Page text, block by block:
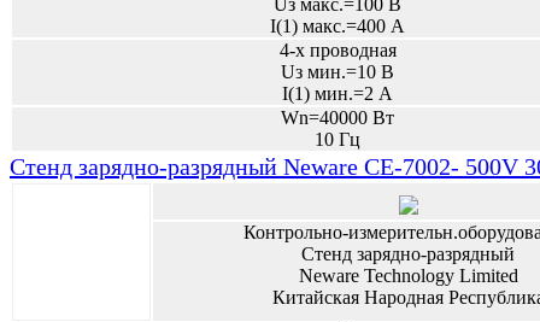
Uз макс.=100 В
I(1) макс.=400 А
4-х проводная
Uз мин.=10 В
I(1) мин.=2 А
Wn=40000 Вт
10 Гц
Стенд зарядно-разрядный Neware CE-7002- 500V
Контрольно-
Стенд зарядно-разрядный
Neware Technology Limited
Китайская Народная